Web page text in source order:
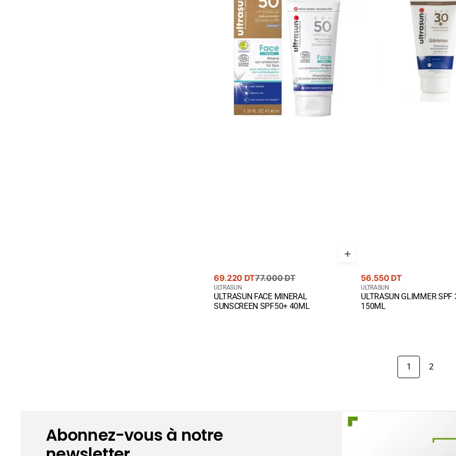
SUNSCREEN
SPF50+
Prix
de
vente
69.220 DT
Prix
courant
77.000 DT
Fournisseur
:
ULTRASUN
ULTRASUN FACE MINERAL
SUNSCREEN SPF50+ 40ML
Quick View
Prix
courant
56.550 DT
Fournisseur
:
ULTRASUN
ULTRASUN GLIMMER SPF
150ML
Quick View
1 2
Abonnez-vous à notre